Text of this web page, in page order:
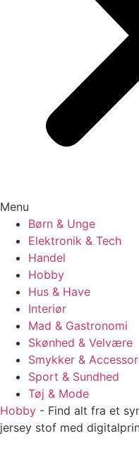
Menu
Børn & Unge
Elektronik & Tech
Handel
Hobby
Hus & Have
Interiør
Mad & Gastronomi
Skønhed & Velvære
Smykker &
Sport & Sundhed
Tøj & Mode
Hobby - Find alt fra et
jersey stof med